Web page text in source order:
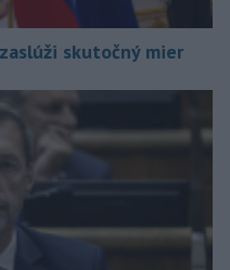
skutočný mier